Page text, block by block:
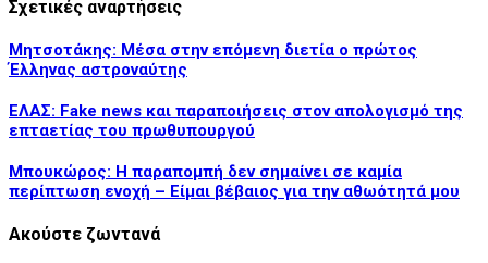
Σχετικές αναρτήσεις
Μητσοτάκης: Μέσα στην επόμενη διετία ο πρώτος
Έλληνας αστροναύτης
ΕΛΑΣ: Fake news και παραποιήσεις στον απολογισμό της
επταετίας του πρωθυπουργού
Μπουκώρος: Η παραπομπή δεν σημαίνει σε καμία
περίπτωση ενοχή – Είμαι βέβαιος για την αθωότητά μου
Ακούστε ζωντανά